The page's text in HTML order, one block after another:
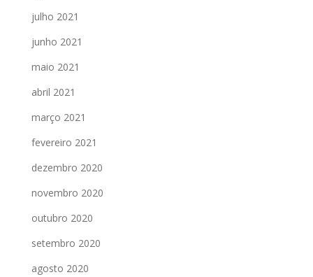
julho 2021
junho 2021
maio 2021
abril 2021
março 2021
fevereiro 2021
dezembro 2020
novembro 2020
outubro 2020
setembro 2020
agosto 2020